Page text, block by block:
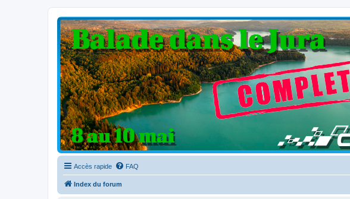
Clio V6 Passion
Le site français des passionnés de Clio V6
Accès rapide FAQ
Index du forum